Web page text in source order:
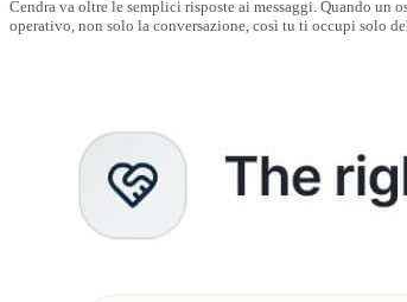
Cendra va oltre le semplici risposte ai messaggi. Quando
operativo, non solo la conversazione, così tu ti occupi solo